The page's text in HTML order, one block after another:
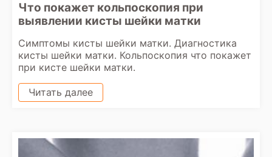
Что покажет кольпоскопия при
выявлении кисты шейки матки
Симптомы кисты шейки матки. Диагностика
кисты шейки матки. Кольпоскопия что покажет
при кисте шейки матки.
Читать далее